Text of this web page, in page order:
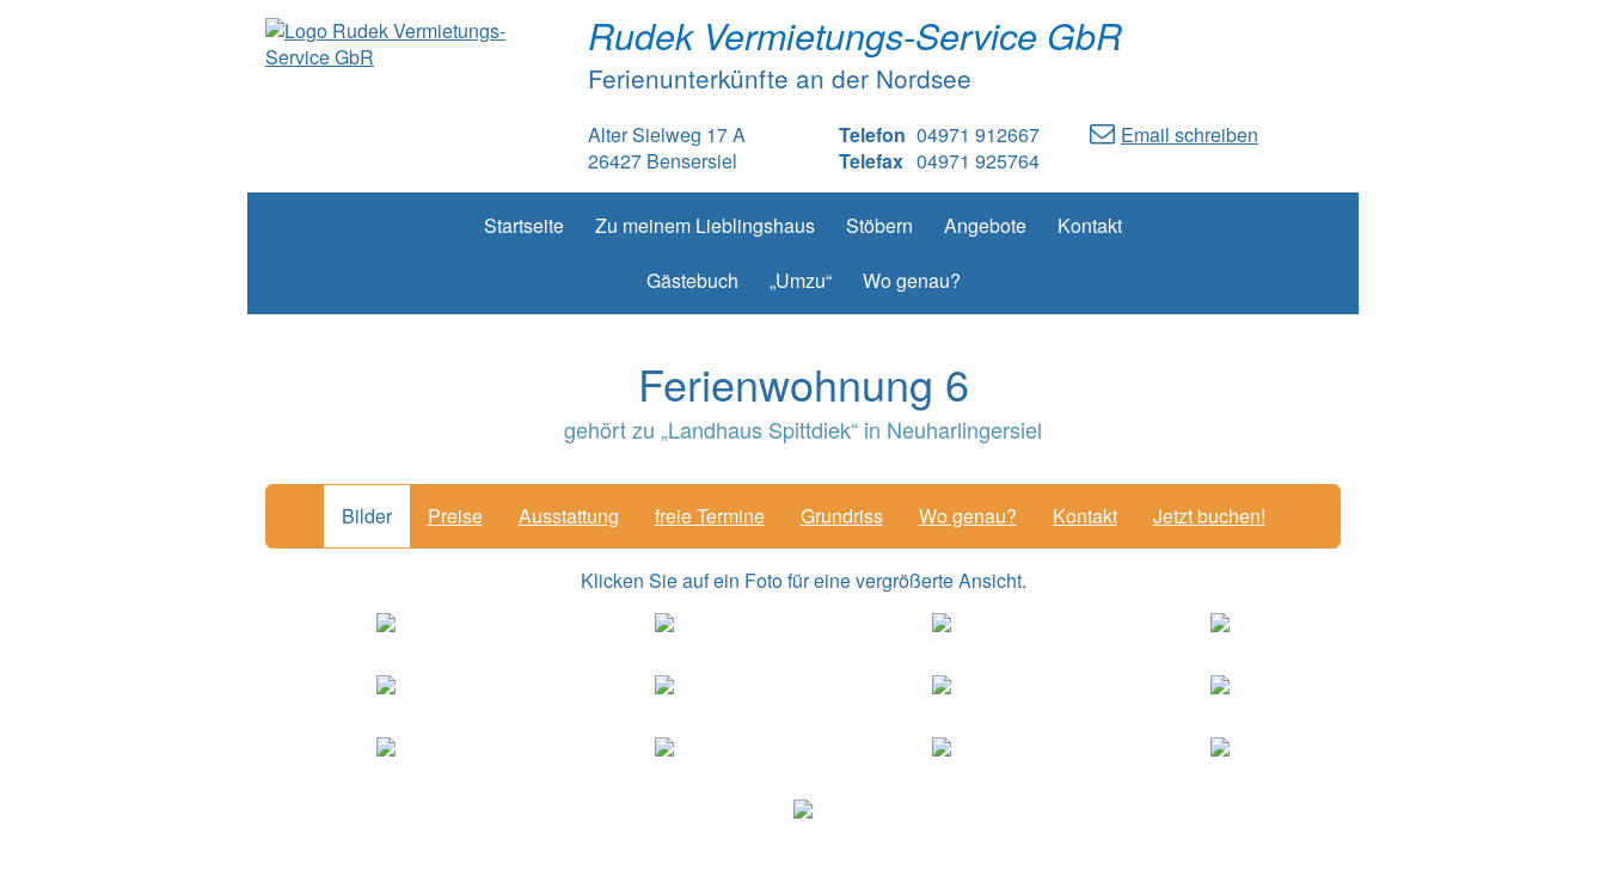
Rudek Vermietungs-Service GbR
Ferienunterkünfte an der Nordsee
Alter Sielweg 17 A
26427 Bensersiel
Telefon 04971 912667
Telefax 04971 925764
Email schreiben
Startseite Zu meinem Lieblingshaus Stöbern Angebote
Kontakt
Gästebuch
„Umzu“ Wo genau?
Ferienwohnung 6
gehört zu „Landhaus Spittdiek“ in Neuharlingersiel
Bilder Preise Ausstattung freie Termine Grundriss Wo genau? Kontakt Jetzt buchen!
Klicken Sie auf ein Foto für eine vergrößerte Ansicht.